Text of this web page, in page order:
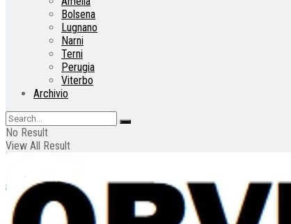
Bolsena
Lugnano
Narni
Terni
Perugia
Viterbo
Archivio
No Result
View All Result